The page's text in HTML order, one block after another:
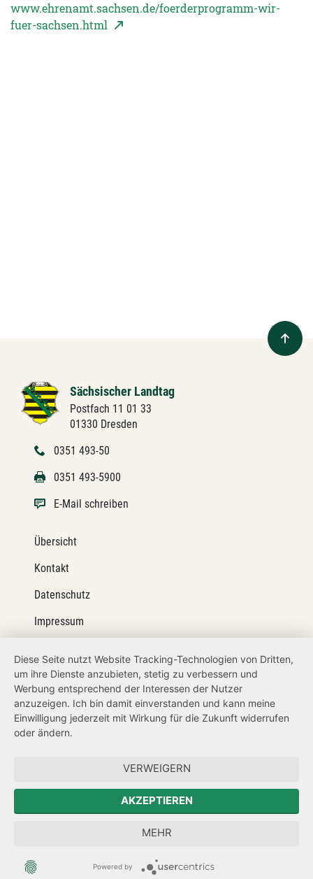
www.ehrenamt.sachsen.de/foerderprogramm-wir-
fuer-sachsen.html Seite öffnet in neuem Fenster
Sächsischer Landtag
Postfach 11 01 33
01330 Dresden
0351 493-50
0351 493-5900
E-Mail schreiben
Übersicht
Kontakt
Datenschutz
Impressum
Netiquette
Transparenzanspruch
Hinweisgeberschutz
Forum Mitteleuropa
Der Sächsische Integrationsbeauftragte
Sächsische Landesbeauftragte zur Aufarbeitung der SED-
Diese Seite nutzt Website Tracking-Technologien von Dritten,
um ihre Dienste anzubieten, stetig zu verbessern und
Werbung entsprechend der Interessen der Nutzer
anzuzeigen. Ich bin damit einverstanden und kann meine
Einwilligung jederzeit mit Wirkung für die Zukunft widerrufen
oder ändern.
VERWEIGERN
AKZEPTIEREN
MEHR
Powered by